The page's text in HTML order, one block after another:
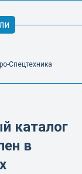
Спецтехника
каталог
в